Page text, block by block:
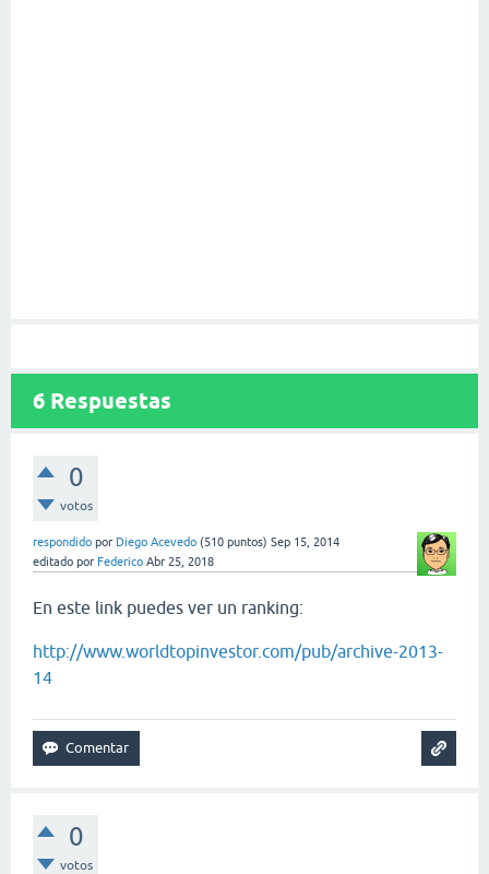
6 Respuestas
0
votos
respondido por Diego Acevedo (510 puntos) Sep 15, 2014
editado por Federico Abr 25, 2018
En este link puedes ver un ranking:
http://www.worldtopinvestor.com/pub/archive-2013-
14
0
votos